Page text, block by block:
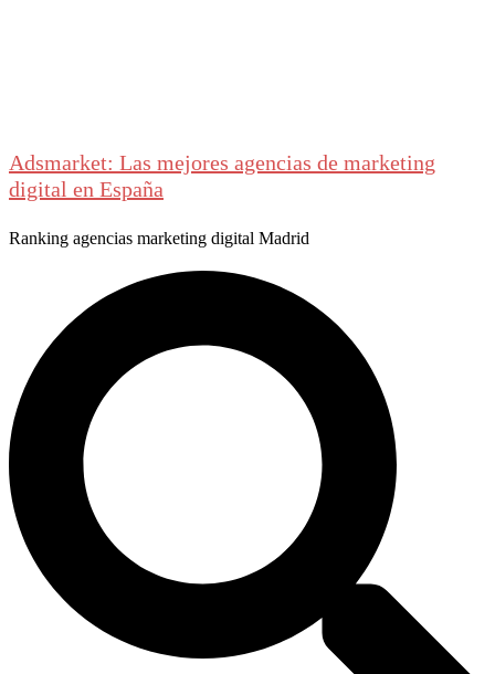
Adsmarket: Las mejores agencias de marketing
digital en España
Ranking agencias marketing digital Madrid